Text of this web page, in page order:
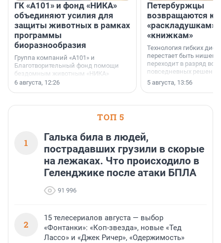
ГК «А101» и фонд «НИКА»
объединяют усилия для
защиты животных в рамках
программы
биоразнообразия
Группа компаний «А101» и
Благотворительный фонд помощи
бездомным животным «НИКА»
заключили соглашение о
6 августа, 12:26
Петербуржцы
возвращаются к
«раскладушкам»
«книжкам»
Технология гибких
перестает быть
переходит в разряд
повседневных
5 августа, 13:56
ТОП 5
1
Галька била в людей,
пострадавших грузили в скорые
на лежаках. Что происходило в
Геленджике после атаки БПЛА
91 996
2
15 телесериалов августа — выбор
«Фонтанки»: «Коп-звезда», новые «Тед
Лассо» и «Джек Ричер», «Одержимость»